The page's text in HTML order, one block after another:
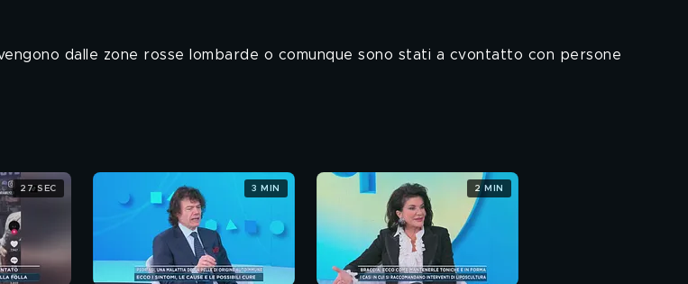
Coronavirus
Bocconcini agli spinaci
dalle zone rosse lombarde o comunque sono stati a cvontatto con persone
27 SEC 3 MIN 2 MIN